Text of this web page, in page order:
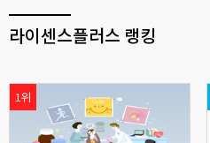
라이센스플러스 랭킹
1위